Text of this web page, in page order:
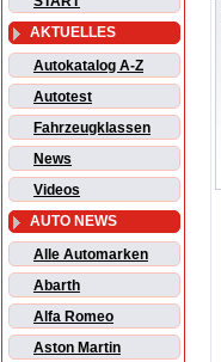
AKTUELLES
Autokatalog A-Z
Autotest
Fahrzeugklassen
News
Videos
AUTO NEWS
Alle Automarken
Abarth
Alfa Romeo
Aston Martin